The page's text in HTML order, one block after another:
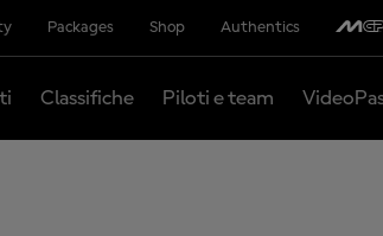
Packages Shop Authentics
Classifiche Piloti e team